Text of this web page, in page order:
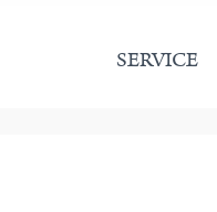
SERVICE